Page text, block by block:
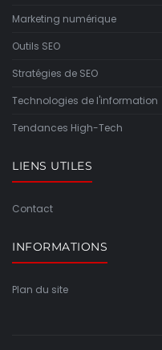
Marketing numérique
Outils SEO
Stratégies de SEO
Technologies de l'information
Tendances High-Tech
LIENS UTILES
Contact
INFORMATIONS
Plan du site